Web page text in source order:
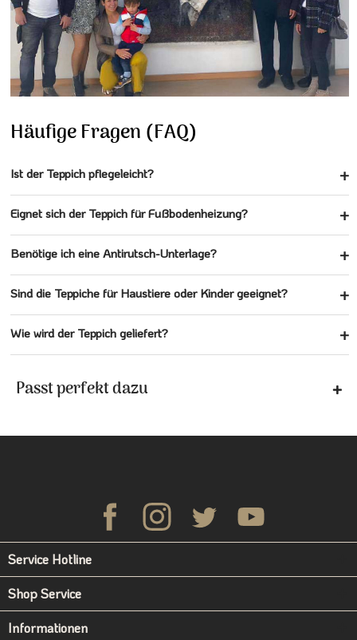
Häufige Fragen (FAQ)
Ist der Teppich pflegeleicht?
Eignet sich der Teppich für Fußbodenheizung?
Benötige ich eine Antirutsch-Unterlage?
Sind die Teppiche für Haustiere oder Kinder geeignet?
Wie wird der Teppich geliefert?
Passt perfekt dazu
Service Hotline
Shop Service
Informationen